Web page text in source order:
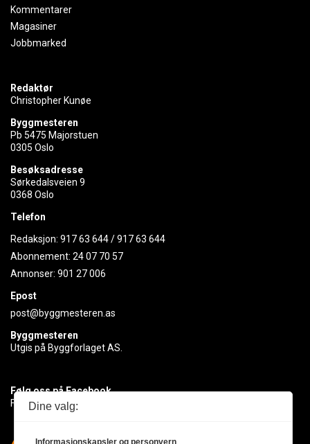
Kommentarer
Magasiner
Jobbmarked
Redaktør
Christopher Kunøe
Byggmesteren
Pb 5475 Majorstuen
0305 Oslo
Besøksadresse
Sørkedalsveien 9
0368 Oslo
Telefon
Redaksjon: 917 63 644/917 63 644
Abonnement: 24 07 70 57
Annonser: 901 27 006
Epost
post@byggmesteren.as
Byggmesteren
Utgis på Byggforlaget AS.
Følg oss på Facebook
Få med deg det siste innen byggebransjen
Dine valg:
Informasjonskapsler og personvern